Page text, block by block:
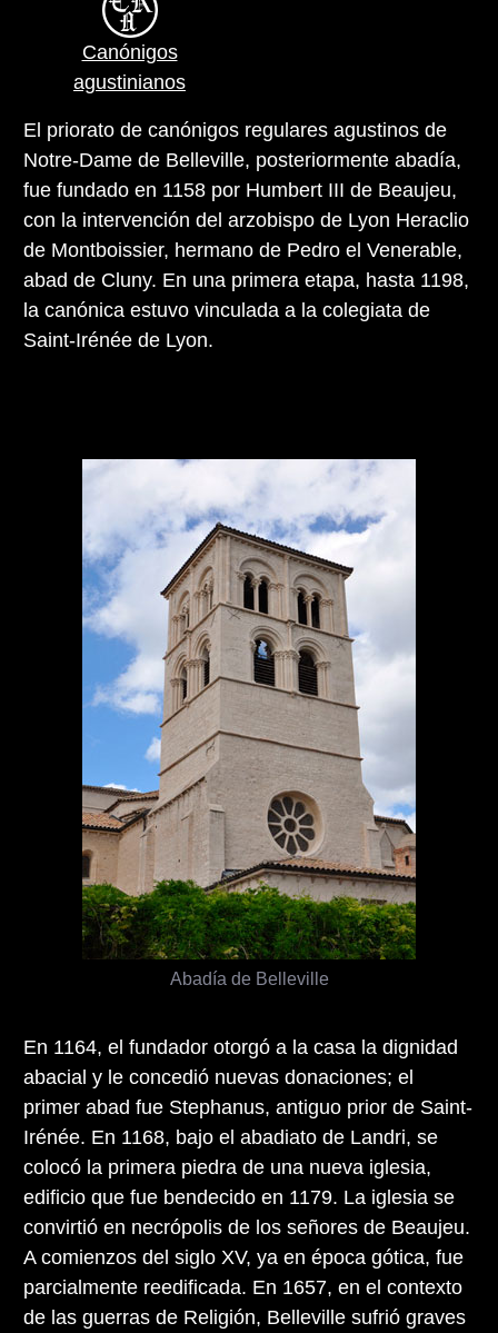
Canónigos
agustinianos
El priorato de canónigos regulares agustinos de
Notre-Dame de Belleville, posteriormente abadía,
fue fundado en 1158 por Humbert III de Beaujeu,
con la intervención del arzobispo de Lyon Heraclio
de Montboissier, hermano de Pedro el Venerable,
abad de Cluny. En una primera etapa, hasta 1198,
la canónica estuvo vinculada a la colegiata de
Saint-Irénée de Lyon.
Abadía de Belleville
En 1164, el fundador otorgó a la casa la dignidad
abacial y le concedió nuevas donaciones; el
primer abad fue Stephanus, antiguo prior de Saint-
Irénée. En 1168, bajo el abadiato de Landri, se
colocó la primera piedra de una nueva iglesia,
edificio que fue bendecido en 1179. La iglesia se
convirtió en necrópolis de los señores de Beaujeu.
A comienzos del siglo XV, ya en época gótica, fue
parcialmente reedificada. En 1657, en el contexto
de las guerras de Religión, Belleville sufrió graves